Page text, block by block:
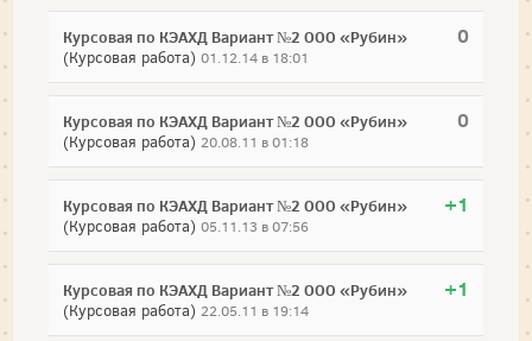
0
Курсовая по КЭАХД Вариант №2 ООО «Рубин»
(Курсовая работа) 01.12.14 в 18:01
0
Курсовая по КЭАХД Вариант №2 ООО «Рубин»
(Курсовая работа) 20.08.11 в 01:18
+1
Курсовая по КЭАХД Вариант №2 ООО «Рубин»
(Курсовая работа) 05.11.13 в 07:56
+1
Курсовая по КЭАХД Вариант №2 ООО «Рубин»
(Курсовая работа) 22.05.11 в 19:14